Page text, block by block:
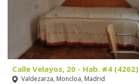
Calle Velayos, 20 - Hab. #4 (4262)
Valdezarza, Moncloa, Madrid